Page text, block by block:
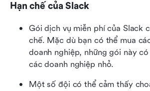
Hạn chế của Slack
Gói dịch vụ miễn phí của Slack
chế. Mặc dù bạn có thể mua
doanh nghiệp, những gói này
các doanh nghiệp nhỏ.
Một số đội có thể cảm thấy